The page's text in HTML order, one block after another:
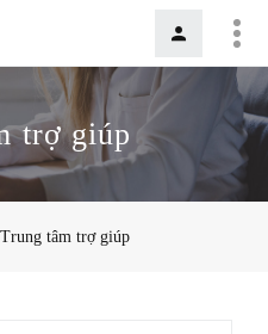
trợ giúp
Trung tâm trợ giúp